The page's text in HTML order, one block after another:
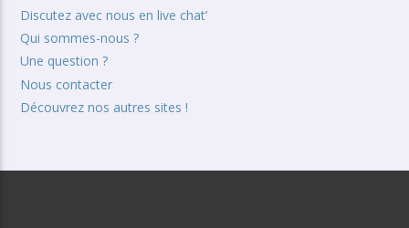
Discutez avec nous en live chat’
Qui sommes-nous ?
Une question ?
Nous contacter
Découvrez nos autres sites !